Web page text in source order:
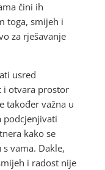
čini ih
toga, smijeh i
za rješavanje
usred
i otvara prostor
također važna u
podcjenjivati
kako se
vama. Dakle,
i radost nije